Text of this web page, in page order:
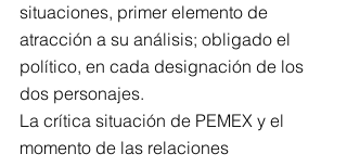
situaciones, primer elemento de
atracción a su análisis; obligado el
político, en cada designación de los
dos personajes.
La crítica situación de PEMEX y el
momento de las relaciones